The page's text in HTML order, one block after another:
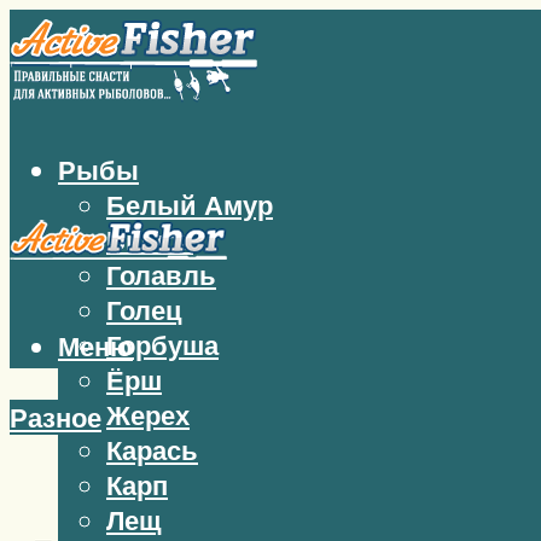
Рыбы
Белый Амур
Бычок
Голавль
Голец
Горбуша
Ёрш
Жерех
Карась
Карп
Лещ
Меню
Разное